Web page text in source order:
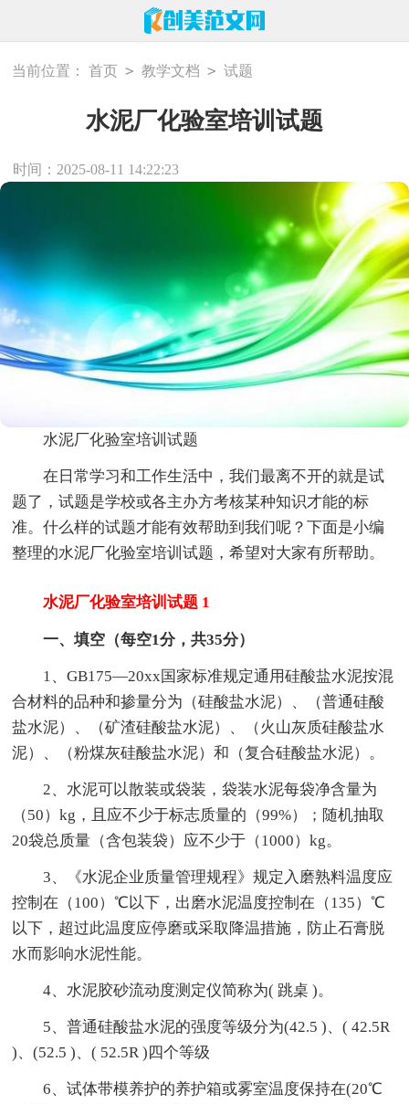
当前位置： 首页 > 教学文档 > 试题
水泥厂化验室培训试题
时间：2025-08-11 14:22:23
水泥厂化验室培训试题
在日常学习和工作生活中，我们最离不开的就是试
题了，试题是学校或各主办方考核某种知识才能的标
准。什么样的试题才能有效帮助到我们呢？下面是小编
整理的水泥厂化验室培训试题，希望对大家有所帮助。
水泥厂化验室培训试题 1
一、填空（每空1分，共35分）
1、GB175—20xx国家标准规定通用硅酸盐水泥按混
合材料的品种和掺量分为（硅酸盐水泥）、（普通硅酸
盐水泥）、（矿渣硅酸盐水泥）、（火山灰质硅酸盐水
泥）、（粉煤灰硅酸盐水泥）和（复合硅酸盐水泥）。
2、水泥可以散装或袋装，袋装水泥每袋净含量为
（50）kg，且应不少于标志质量的（99%）；随机抽取
20袋总质量（含包装袋）应不少于（1000）kg。
3、《水泥企业质量管理规程》规定入磨熟料温度应
控制在（100）℃以下，出磨水泥温度控制在（135）℃
以下，超过此温度应停磨或采取降温措施，防止石膏脱
水而影响水泥性能。
4、水泥胶砂流动度测定仪简称为( 跳桌 )。
5、普通硅酸盐水泥的强度等级分为(42.5 )、( 42.5R
)、(52.5 )、( 52.5R )四个等级
6、试体带模养护的养护箱或雾室温度保持在(20℃